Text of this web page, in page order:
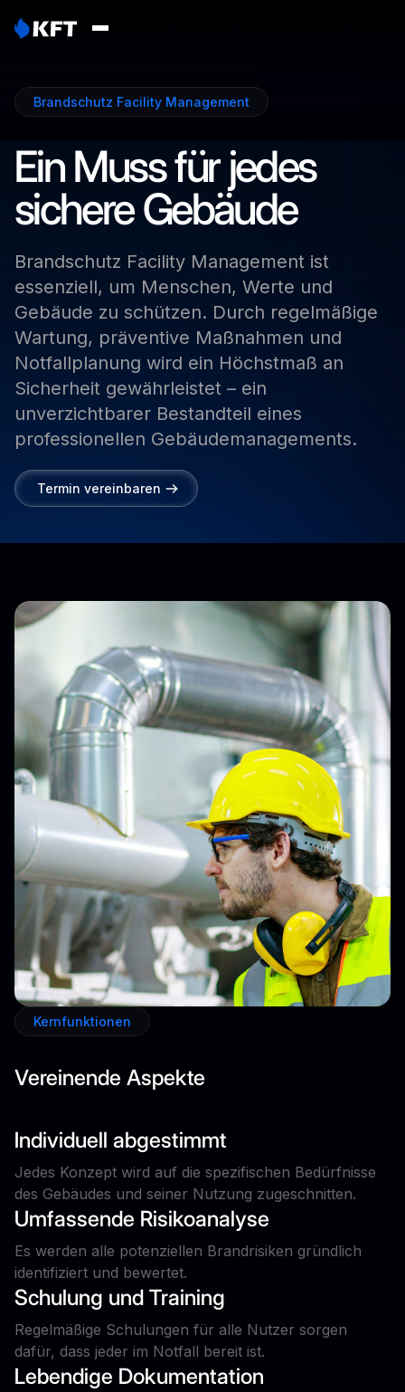
Brandschutz Facility Management
Ein Mussfür jedes
sichereGebäude
Brandschutz Facility Management ist
essenziell, um Menschen, Werte und
Gebäude zu schützen. Durch regelmäßige
Wartung, präventive Maßnahmen und
Notfallplanung wird ein Höchstmaß an
Sicherheit gewährleistet – ein
unverzichtbarer Bestandteil eines
professionellen Gebäudemanagements.
Termin vereinbaren
Kernfunktionen
Vereinende Aspekte
Individuell abgestimmt
Jedes Konzept wird auf die spezifischen Bedürfnisse
des Gebäudes und seiner Nutzung zugeschnitten.
Umfassende Risikoanalyse
Es werden alle potenziellen Brandrisiken gründlich
identifiziert und bewertet.
Schulung und Training
Regelmäßige Schulungen für alle Nutzer sorgen
dafür, dass jeder im Notfall bereit ist.
Lebendige Dokumentation